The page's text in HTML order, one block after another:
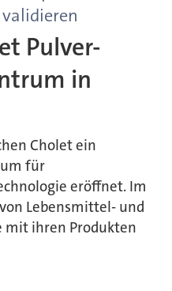
Pulver-
in
Cholet ein
für
eröffnet. Im
Lebensmittel- und
mit ihren Produkten